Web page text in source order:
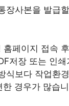
장사본을 발급
페이지 접속
저장 또는 인
식보다 작업환
한 경우가 많습